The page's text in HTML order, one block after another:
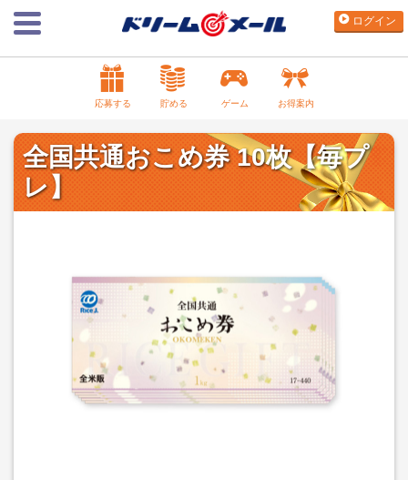
ログイン
応募する 貯める ゲーム お得案内
全国共通おこめ券 10枚【毎プ
レ】